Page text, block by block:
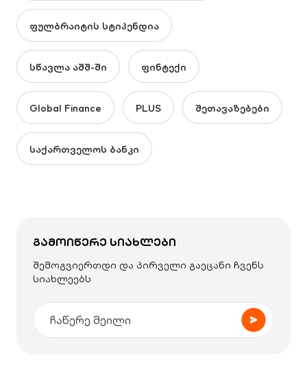
ფულბრაიტის სტიპენდია
სწავლა აშშ-ში ფინტექი
Global Finance PLUS შეთავაზებები
საქართველოს ბანკი
ᲒᲐᲛᲝᲘᲬᲔᲠᲔ ᲡᲘᲐᲮᲚᲔᲑᲘ
შემოგვიერთდი და პირველი გაეცანი ჩვენს
სიახლეებს